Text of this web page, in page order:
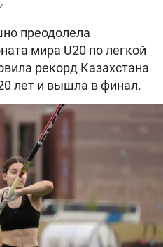
преодолела
мира U20 по легкой
рекорд Казахстана
лет и вышла в финал.